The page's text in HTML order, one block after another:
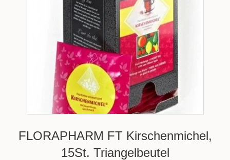
FLORAPHARM FT Kirschenmichel,
15St. Triangelbeutel